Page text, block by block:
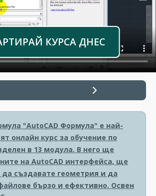
КУРСА ДНЕС
"AutoCAD Формула" е най-
онлайн курс за обучение по
в 13 модула. В него ще
на AutoCAD интерфейса, ще
да създавате геометрия и да
бързо и ефективно. Освен